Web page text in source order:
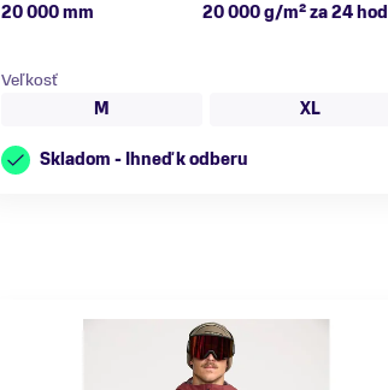
20 000 mm
20 000 g/m² za 24 hod
Veľkosť
M
XL
Skladom - Ihneď k odberu